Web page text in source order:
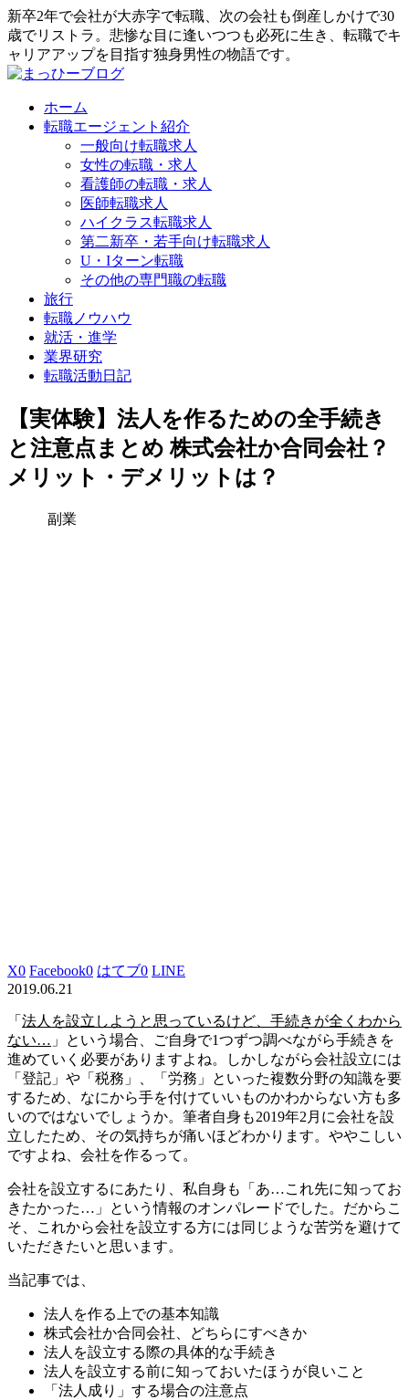
新卒2年で会社が大赤字で転職、次の会社も倒産しかけで30
歳でリストラ。悲惨な目に逢いつつも必死に生き、転職でキ
ャリアアップを目指す独身男性の物語です。
ホーム
転職エージェント紹介
一般向け転職求人
女性の転職・求人
看護師の転職・求人
医師転職求人
ハイクラス転職求人
第二新卒・若手向け転職求人
U・Iターン転職
その他の専門職の転職
旅行
転職ノウハウ
就活・進学
業界研究
転職活動日記
【実体験】法人を作るための全手続き
と注意点まとめ 株式会社か合同会社？
メリット・デメリットは？
副業
X0 Facebook0 はてブ0 LINE
2019.06.21
「 法人を設立しようと思っているけど、手続きが全くわから
ない… 」という場合、ご自身で1つずつ調べながら手続きを
進めていく必要がありますよね。しかしながら会社設立には
「登記」や「税務」、「労務」といった複数分野の知識を要
するため、なにから手を付けていいものかわからない方も多
いのではないでしょうか。筆者自身も2019年2月に会社を設
立したため、その気持ちが痛いほどわかります。ややこしい
ですよね、会社を作るって。
会社を設立するにあたり、私自身も「あ…これ先に知ってお
きたかった…」という情報のオンパレードでした。だからこ
そ、これから会社を設立する方には同じような苦労を避けて
いただきたいと思います。
当記事では、
法人を作る上での基本知識
株式会社か合同会社、どちらにすべきか
法人を設立する際の具体的な手続き
法人を設立する前に知っておいたほうが良いこと
「法人成り」する場合の注意点